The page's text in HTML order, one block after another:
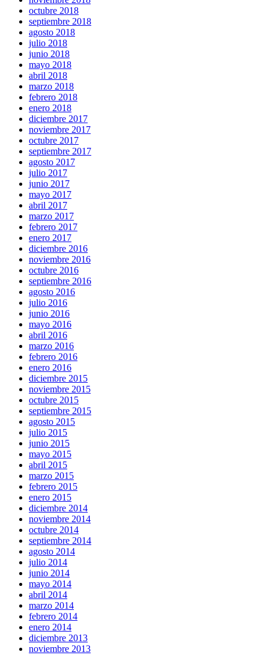
octubre 2018
septiembre 2018
agosto 2018
julio 2018
junio 2018
mayo 2018
abril 2018
marzo 2018
febrero 2018
enero 2018
diciembre 2017
noviembre 2017
octubre 2017
septiembre 2017
agosto 2017
julio 2017
junio 2017
mayo 2017
abril 2017
marzo 2017
febrero 2017
enero 2017
diciembre 2016
noviembre 2016
octubre 2016
septiembre 2016
agosto 2016
julio 2016
junio 2016
mayo 2016
abril 2016
marzo 2016
febrero 2016
enero 2016
diciembre 2015
noviembre 2015
octubre 2015
septiembre 2015
agosto 2015
julio 2015
junio 2015
mayo 2015
abril 2015
marzo 2015
febrero 2015
enero 2015
diciembre 2014
noviembre 2014
octubre 2014
septiembre 2014
agosto 2014
julio 2014
junio 2014
mayo 2014
abril 2014
marzo 2014
febrero 2014
enero 2014
diciembre 2013
noviembre 2013